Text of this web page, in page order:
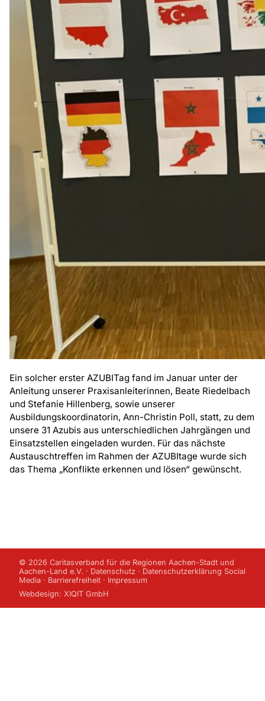
Ein solcher erster AZUBITag fand im Januar unter der
Anleitung unserer Praxisanleiterinnen, Beate Riedelbach
und Stefanie Hillenberg, sowie unserer
Ausbildungskoordinatorin, Ann-Christin Poll, statt, zu dem
unsere 31 Azubis aus unterschiedlichen Jahrgängen und
Einsatzstellen eingeladen wurden. Für das nächste
Austauschtreffen im Rahmen der AZUBItage wurde sich
das Thema „Konflikte erkennen und lösen“ gewünscht.
© 2026 Caritasverband für die Regionen Aachen-Stadt und
Aachen-Land e.V. · Datenschutz · Datenschutzerklärung Social
Media · Barrierefreiheit · Impressum
Webdesign: XIQIT GmbH